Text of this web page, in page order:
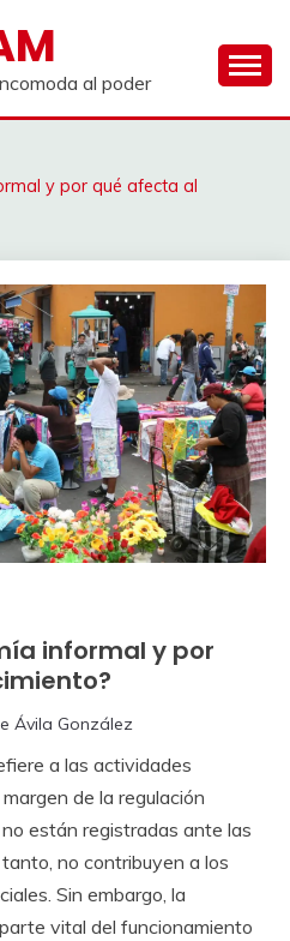
al poder
y por qué afecta al
informal y por
Ávila González
a las actividades
de la regulación
están registradas ante las
no contribuyen a los
Sin embargo, la
vital del funcionamiento